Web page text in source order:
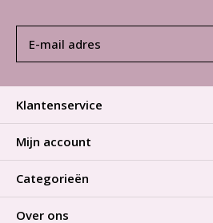
Klantenservice
Mijn account
Categorieën
Over ons